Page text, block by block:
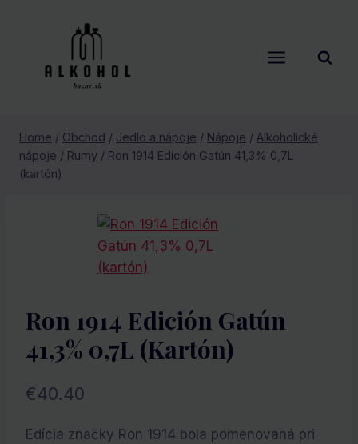
Home / Obchod / Jedlo a nápoje / Nápoje / Alkoholické
nápoje / Rumy / Ron 1914 Edición Gatún 41,3% 0,7L
(kartón)
Ron 1914 Edición Gatún
41,3% 0,7L (kartón)
€40.40
Edícia značky Ron 1914 bola pomenovaná pri